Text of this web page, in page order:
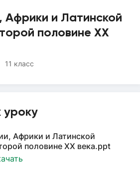
Африки и Латинской
половине XX
11 класс
Африки и Латинской
половине XX века.ppt